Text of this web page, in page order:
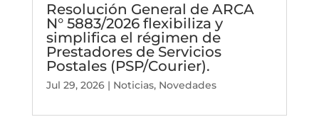
Resolución General de ARCA
N° 5883/2026 flexibiliza y
simplifica el régimen de
Prestadores de Servicios
Postales (PSP/Courier).
Jul 29, 2026| Noticias, Novedades